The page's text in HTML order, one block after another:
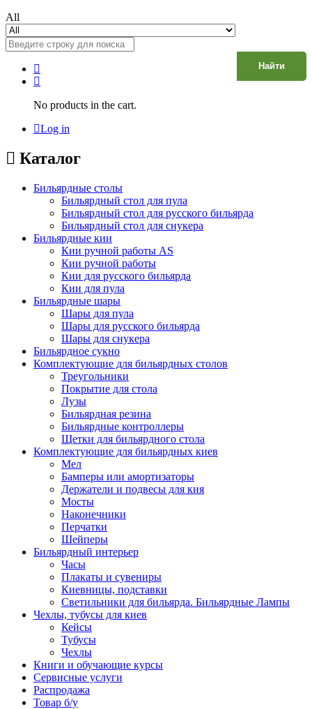
All
Найти
No products in the cart.
Log in
Каталог
Бильярдные столы
Бильярдный стол для пула
Бильярдный стол для русского бильярда
Бильярдный стол для снукера
Бильярдные кии
Кии ручной работы AS
Кии ручной работы
Кии для русского бильярда
Кии для пула
Бильярдные шары
Шары для пула
Шары для русского бильярда
Шары для снукера
Бильярдное сукно
Комплектующие для бильярдных столов
Треугольники
Покрытие для стола
Лузы
Бильярдная резина
Бильярдные контроллеры
Щетки для бильярдного стола
Комплектующие для бильярдных киев
Мел
Бамперы или амортизаторы
Держатели и подвесы для кия
Мосты
Наконечники
Перчатки
Шейперы
Бильярдный интерьер
Часы
Плакаты и сувениры
Киевницы, подставки
Светильники для бильярда. Бильярдные Лампы
Чехлы, тубусы для киев
Кейсы
Тубусы
Чехлы
Книги и обучающие курсы
Сервисные услуги
Распродажа
Товар б/у